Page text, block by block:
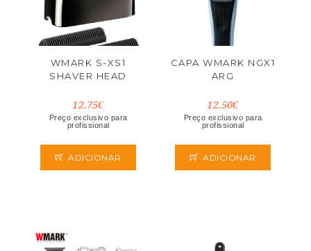
WMARK S-XS1
SHAVER HEAD
12.75€
Preço exclusivo para
profissional
ADICIONAR
CAPA WMARK NGX1
ARG
12.50€
Preço exclusivo para
profissional
ADICIONAR